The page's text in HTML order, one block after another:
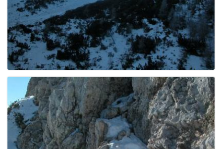
n
a
v
i